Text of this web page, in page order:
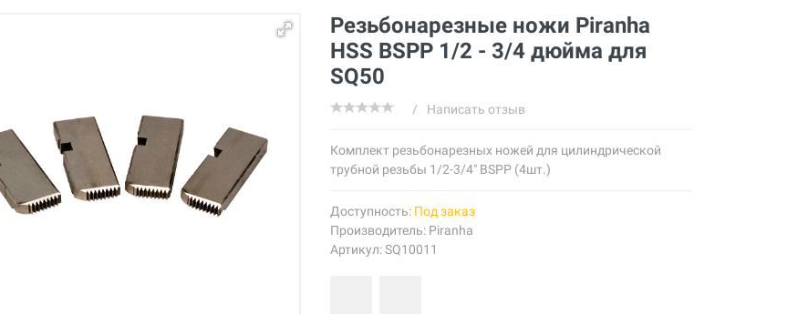
Резьбонарезные ножи Piranha
HSS BSPP 1/2 - 3/4 дюйма для
SQ50
/ Написать отзыв
Комплект резьбонарезных ножей для цилиндрической
трубной резьбы 1/2-3/4" BSPP (4шт.)
Доступность: Под заказ
Производитель: Piranha
Артикул: SQ10011